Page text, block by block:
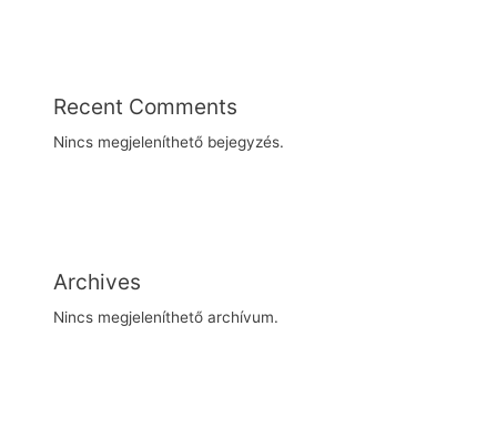
Recent Comments
Nincs megjeleníthető bejegyzés.
Archives
Nincs megjeleníthető archívum.